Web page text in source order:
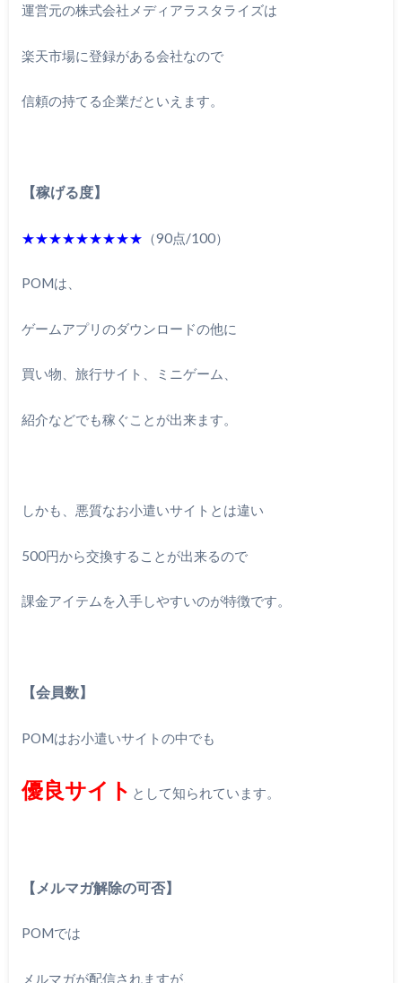
運営元の株式会社メディアラスタライズは
楽天市場に登録がある会社なので
信頼の持てる企業だといえます。
【稼げる度】
★★★★★★★★★ （90点/100）
POMは、
ゲームアプリのダウンロードの他に
買い物、旅行サイト、ミニゲーム、
紹介などでも稼ぐことが出来ます。
しかも、悪質なお小遣いサイトとは違い
500円から交換することが出来るので
課金アイテムを入手しやすいのが特徴です。
【会員数】
POMはお小遣いサイトの中でも
優良サイト として知られています。
【メルマガ解除の可否】
POMでは
メルマガが配信されますが、